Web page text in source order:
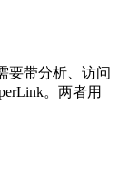
要带分析、访问
。两者用